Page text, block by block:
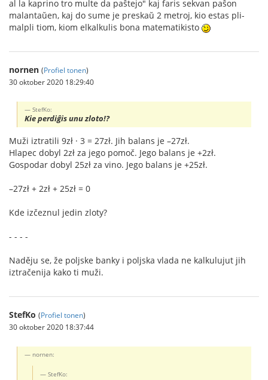
al la kaprino tro multe da paŝtejo" kaj faris sekvan paŝon
malantaŭen, kaj do sume je preskaŭ 2 metroj, kio estas pli-
malpli tiom, kiom elkalkulis bona matematikisto
nornen (Profiel tonen)
30 oktober 2020 18:29:40
StefKo:
Kie perdiĝis unu zloto!?
Muži iztratili 9zł · 3 = 27zł. Jih balans je –27zł.
Hlapec dobyl 2zł za jego pomoč. Jego balans je +2zł.
Gospodar dobyl 25zł za vino. Jego balans je +25zł.
–27zł + 2zł + 25zł = 0
Kde izčeznul jedin zloty?
- - - -
Naděju se, že poljske banky i poljska vlada ne kalkulujut jih
iztračenija kako ti muži.
StefKo (Profiel tonen)
30 oktober 2020 18:37:44
nornen:
StefKo: